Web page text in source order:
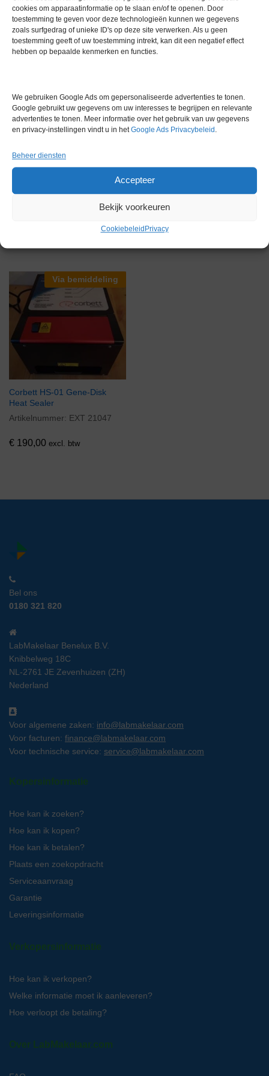
cookies om apparaatinformatie op te slaan en/of te openen. Door
toestemming te geven voor deze technologieën kunnen we gegevens
zoals surfgedrag of unieke ID's op deze site verwerken. Als u geen
toestemming geeft of uw toestemming intrekt, kan dit een negatief effect
hebben op bepaalde kenmerken en functies.
We gebruiken Google Ads om gepersonaliseerde advertenties te tonen.
Google gebruikt uw gegevens om uw interesses te begrijpen en relevante
advertenties te tonen. Meer informatie over het gebruik van uw gegevens
en privacy-instellingen vindt u in hetGoogle Ads Privacybeleid .
Beheer diensten
Accepteer
Bekijk voorkeuren
Cookiebeleid Privacy
Extra informatie
Garantie 6 maanden
Conditie Gebruikt in goede conditie
Gerelateerde producten
Via bemiddeling
Corbett HS-01 Gene-Disk
Heat Sealer
Artikelnummer: EXT 21047
€ 190,00 excl. btw
Bel ons
0180 321 820
LabMakelaar Benelux B.V.
Knibbelweg 18C
NL-2761 JE Zevenhuizen (ZH)
Nederland
Voor algemene zaken: info@labmakelaar.com
Voor facturen: finance@labmakelaar.com
Voor technische service: service@labmakelaar.com
Kopersinformatie
Hoe kan ik zoeken?
Hoe kan ik kopen?
Hoe kan ik betalen?
Plaats een zoekopdracht
Serviceaanvraag
Garantie
Leveringsinformatie
Verkopersinformatie
Hoe kan ik verkopen?
Welke informatie moet ik aanleveren?
Hoe verloopt de betaling?
Over LabMakelaar.com